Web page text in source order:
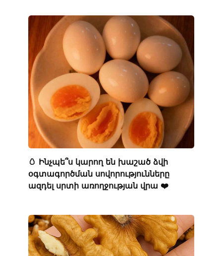
🥚 Ինչպե՞ս կարող են խաշած ձվի
օգտագործման սովորությունները
ազդել սրտի առողջության վրա ❤️